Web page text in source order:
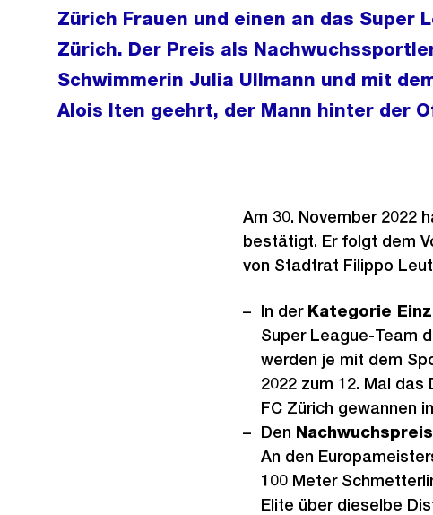
Zürich Frauen und einen an das Super
Zürich. Der Preis als
Schwimmerin Julia Ullmann und mit
Alois Iten geehrt, der Mann hinter der
Am 30. November 2022
bestätigt. Er folgt dem
von Stadtrat Filippo
In der Kategorie
Super League-Team
werden je mit dem
2022 zum 12. Mal
FC Zürich gewannen
Den Nachwuchspreis
An den
100 Meter
Elite über dieselbe